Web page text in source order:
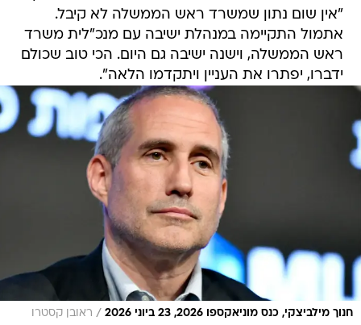
"אין שום נתון שמשרד ראש הממשלה לא קיבל.
אתמול התקיימה במנהלת ישיבה עם מנכ"לית משרד
ראש הממשלה, וישנה ישיבה גם היום. הכי טוב שכולם
ידברו, יפתרו את העניין ויתקדמו הלאה".
חנוך מילביצקי, כנס מוניאקספו 2026, 23 ביוני 2026 / ראובן קסטרו